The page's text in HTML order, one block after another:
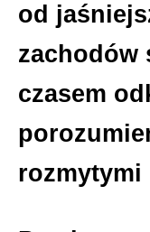
od
zachodów
czasem
rozmytymi